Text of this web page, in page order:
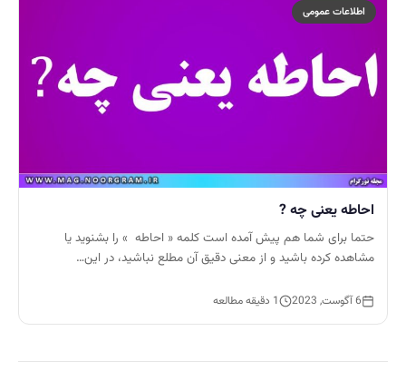
اطلاعات عمومی
احاطه یعنی چه ?
حتما برای شما هم پیش آمده است کلمه « احاطه » را بشنوید یا
مشاهده کرده باشید و از معنی دقیق آن مطلع نباشید، در این…
6 آگوست, 2023 1 دقیقه مطالعه